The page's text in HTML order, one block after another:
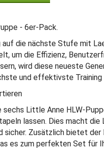
- 6er-Pack.
auf die nächste Stufe mit
um die Effizienz,
wird diese neueste
und effektivste Training
Little Anne HLW-
lassen. Dies macht die
sicher. Zusätzlich bietet
es zum perfekten Set für